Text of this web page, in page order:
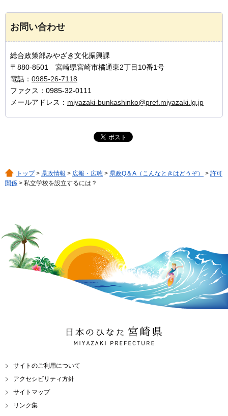
お問い合わせ
総合政策部みやざき文化振興課
〒880-8501 宮崎県宮崎市橘通東2丁目10番1号
電話： 0985-26-7118
ファクス：0985-32-0111
メールアドレス： miyazaki-bunkashinko@pref.miyazaki.lg.jp
トップ> 県政情報 > 広報・広聴 > 県政Q＆A（こんなときはどうぞ） > 許可
関係 > 私立学校を設立するには？
日本のひなた 宮崎県
MIYAZAKI PREFECTURE
サイトのご利用について
アクセシビリティ方針
サイトマップ
リンク集